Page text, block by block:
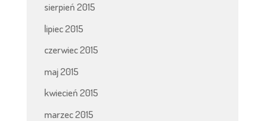
sierpień 2015
lipiec 2015
czerwiec 2015
maj 2015
kwiecień 2015
marzec 2015